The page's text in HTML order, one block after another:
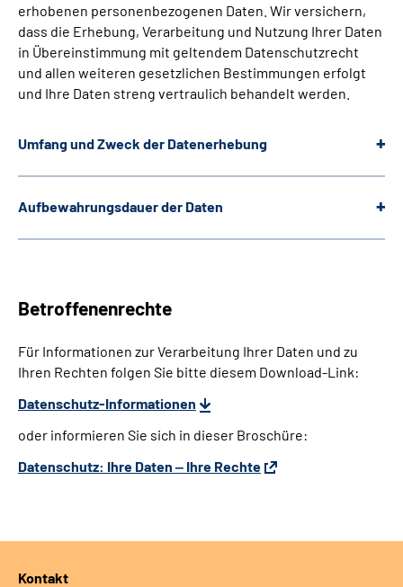
erhobenen personenbezogenen Daten. Wir versichern,
dass die Erhebung, Verarbeitung und Nutzung Ihrer Daten
in Übereinstimmung mit geltendem Datenschutzrecht
und allen weiteren gesetzlichen Bestimmungen erfolgt
und Ihre Daten streng vertraulich behandelt werden.
Umfang und Zweck der Datenerhebung
Aufbewahrungsdauer der Daten
Betroffenenrechte
Für Informationen zur Verarbeitung Ihrer Daten und zu
Ihren Rechten folgen Sie bitte diesem Download-Link:
Datenschutz-Informationen
oder informieren Sie sich in dieser Broschüre:
Datenschutz: Ihre Daten ‒ Ihre Rechte
Kontakt